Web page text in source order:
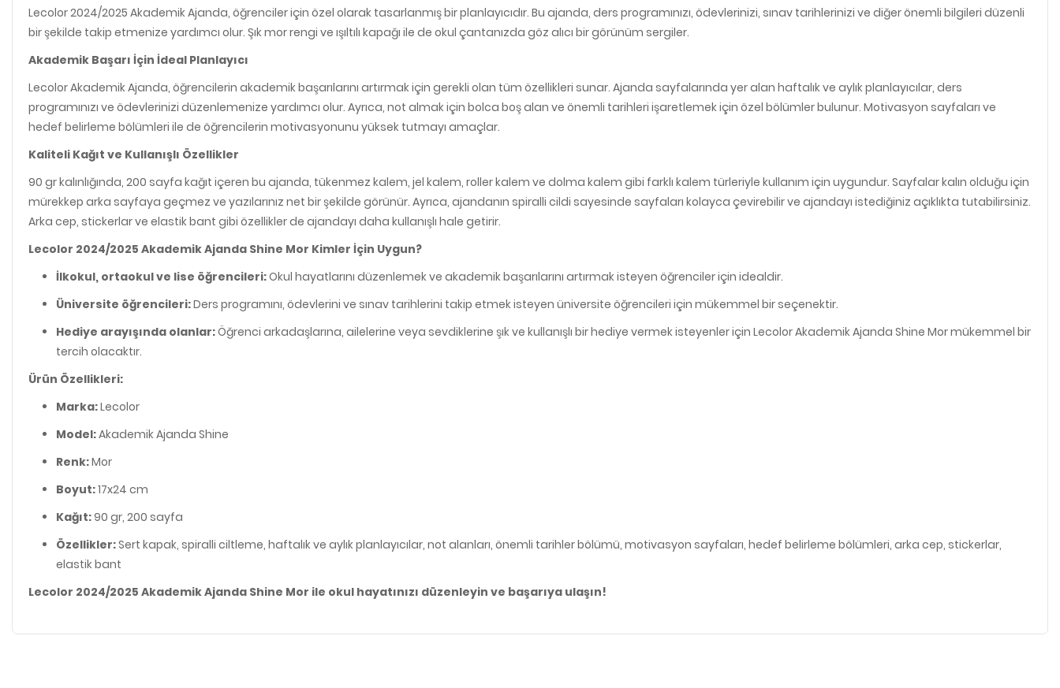
Lecolor 2024/2025 Akademik Ajanda, öğrenciler için özel olarak tasarlanmış bir planlayıcıdır. Bu ajanda, ders programınızı, ödevlerinizi, sınav tarihlerinizi ve diğer önemli bilgileri düzenli
bir şekilde takip etmenize yardımcı olur. Şık mor rengi ve ışıltılı kapağı ile de okul çantanızda göz alıcı bir görünüm sergiler.
Akademik Başarı İçin İdeal Planlayıcı
Lecolor Akademik Ajanda, öğrencilerin akademik başarılarını artırmak için gerekli olan tüm özellikleri sunar. Ajanda sayfalarında yer alan haftalık ve aylık planlayıcılar, ders
programınızı ve ödevlerinizi düzenlemenize yardımcı olur. Ayrıca, not almak için bolca boş alan ve önemli tarihleri işaretlemek için özel bölümler bulunur. Motivasyon sayfaları ve
hedef belirleme bölümleri ile de öğrencilerin motivasyonunu yüksek tutmayı amaçlar.
Kaliteli Kağıt ve Kullanışlı Özellikler
90 gr kalınlığında, 200 sayfa kağıt içeren bu ajanda, tükenmez kalem, jel kalem, roller kalem ve dolma kalem gibi farklı kalem türleriyle kullanım için uygundur. Sayfalar kalın olduğu için
mürekkep arka sayfaya geçmez ve yazılarınız net bir şekilde görünür. Ayrıca, ajandanın spiralli cildi sayesinde sayfaları kolayca çevirebilir ve ajandayı istediğiniz açıklıkta tutabilirsiniz.
Arka cep, stickerlar ve elastik bant gibi özellikler de ajandayı daha kullanışlı hale getirir.
Lecolor 2024/2025 Akademik Ajanda Shine Mor Kimler İçin Uygun?
İlkokul, ortaokul ve lise öğrencileri:Okul hayatlarını düzenlemek ve akademik başarılarını artırmak isteyen öğrenciler için idealdir.
Üniversite öğrencileri:Ders programını, ödevlerini ve sınav tarihlerini takip etmek isteyen üniversite öğrencileri için mükemmel bir seçenektir.
Hediye arayışında olanlar:Öğrenci arkadaşlarına, ailelerine veya sevdiklerine şık ve kullanışlı bir hediye vermek isteyenler için Lecolor Akademik Ajanda Shine Mor mükemmel bir
tercih olacaktır.
Ürün Özellikleri:
Marka:Lecolor
Model:Akademik Ajanda Shine
Renk:Mor
Boyut:17x24 cm
Kağıt:90 gr, 200 sayfa
Özellikler:Sert kapak, spiralli ciltleme, haftalık ve aylık planlayıcılar, not alanları, önemli tarihler bölümü, motivasyon sayfaları, hedef belirleme bölümleri, arka cep, stickerlar,
elastik bant
Lecolor 2024/2025 Akademik Ajanda Shine Mor ile okul hayatınızı düzenleyin ve başarıya ulaşın!